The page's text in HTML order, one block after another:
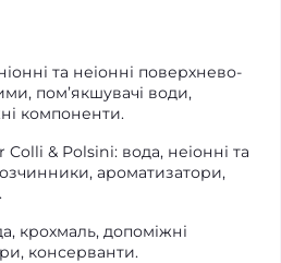
та неіонні поверхнево-
пом’якшувачі води,
компоненти.
& Polsini: вода, неіонні та
ароматизатори,
крохмаль, допоміжні
консерванти.